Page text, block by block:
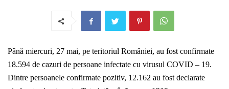
Până miercuri, 27 mai, pe teritoriul României, au fost confirmate
18.594 de cazuri de persoane infectate cu virusul COVID – 19.
Dintre persoanele confirmate pozitiv, 12.162 au fost declarate